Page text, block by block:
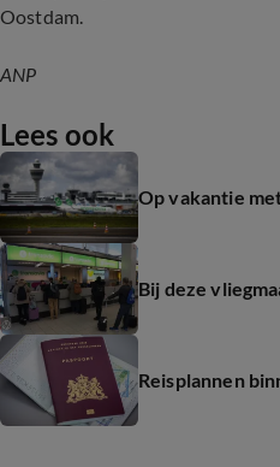
Oostdam.
ANP
Lees ook
Op vakantie
Bij deze
Reisplannen